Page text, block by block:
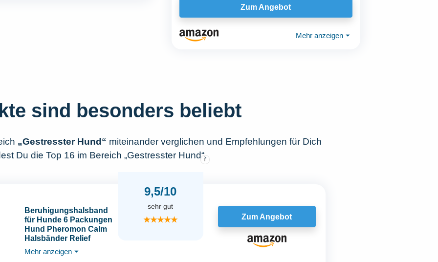
Zum Angebot
Mehr anzeigen ⏷
sind besonders beliebt
„Gestresster Hund“ miteinander verglichen und Empfehlungen für Dich
Du die Top 16 im Bereich „Gestresster Hund“.
Beruhigungshalsband
für Hunde 6 Packungen
Hund Pheromon Calm
Halsbänder Relief
Angst Stress Trennung
Lasts 120 Tage Relieve
Mehr anzeigen ⏷
9,5/10
i
sehr gut
★★★★★ Zum Angebot